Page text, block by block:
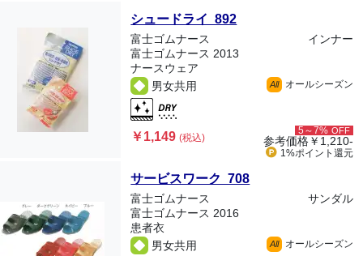
シュードライ 892
富士ゴムナース
インナー
富士ゴムナース 2013
ナースウェア
男女共用
All オールシーズン
￥1,149(税込)
5～7% OFF
参考価格￥1,210-
1%ポイント 還元
サービスワーク 708
富士ゴムナース
サンダル
富士ゴムナース 2016
患者衣
男女共用
All オールシーズン